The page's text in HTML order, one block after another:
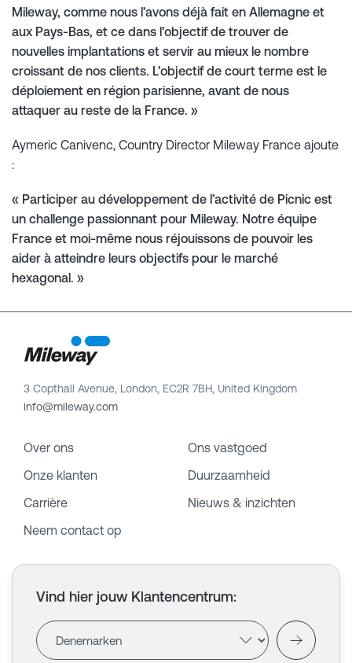
Mileway, comme nous l’avons déjà fait en Allemagne et
aux Pays-Bas, et ce dans l’objectif de trouver de
nouvelles implantations et servir au mieux le nombre
croissant de nos clients. L’objectif de court terme est le
déploiement en région parisienne, avant de nous
attaquer au reste de la France. »
Aymeric Canivenc, Country Director Mileway France ajoute
:
« Participer au développement de l’activité de Picnic est
un challenge passionnant pour Mileway. Notre équipe
France et moi-même nous réjouissons de pouvoir les
aider à atteindre leurs objectifs pour le marché
hexagonal. »
3 Copthall Avenue, London, EC2R 7BH, United Kingdom
info@mileway.com
Over ons
Ons vastgoed
Onze klanten
Duurzaamheid
Carrière
Nieuws & inzichten
Neem contact op
Vind hier jouw Klantencentrum: